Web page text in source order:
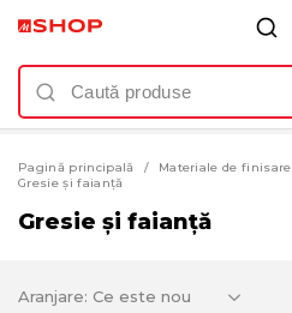
Pagină principală Materiale de finisare
Gresie și faianță
Gresie și faianță
Aranjare: